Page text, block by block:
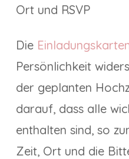
Ort und RSVP
Die
Persönlichkeit
der geplanten
darauf, dass alle
enthalten sind, so
Zeit, Ort und die